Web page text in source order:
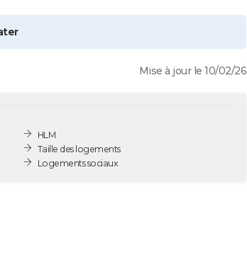
Mise à jour le 10/02/26
HLM
Taille des logements
Logements sociaux